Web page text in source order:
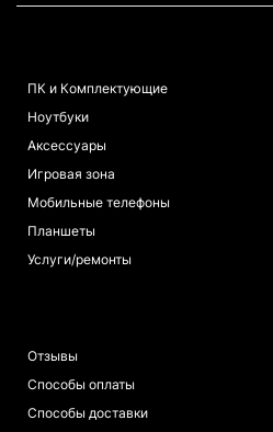
ПК и Комплектующие
Ноутбуки
Аксессуары
Игровая зона
Мобильные телефоны
Планшеты
Услуги/ремонты
Отзывы
Способы оплаты
Способы доставки